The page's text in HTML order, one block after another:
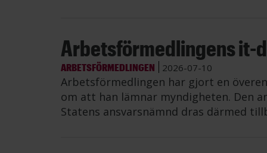
Arbetsförmedlingens it-
ARBETSFÖRMEDLINGEN 2026-07-10
Arbetsförmedlingen har gjort en
om att han lämnar myndigheten. Den
Statens ansvarsnämnd dras därmed